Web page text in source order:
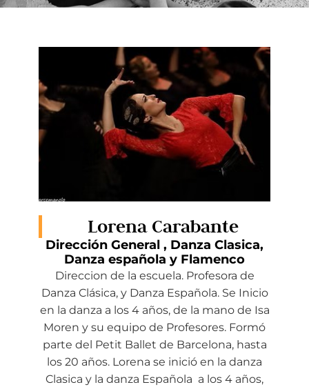
Lorena Carabante
Dirección General , Danza Clasica,
Danza española y Flamenco
Direccion de la escuela. Profesora de
Danza Clásica, y Danza Española. Se Inicio
en la danza a los 4 años, de la mano de Isa
Moren y su equipo de Profesores. Formó
parte del Petit Ballet de Barcelona, hasta
los 20 años. Lorena se inició en la danza
Clasica y la danza Española a los 4 años,